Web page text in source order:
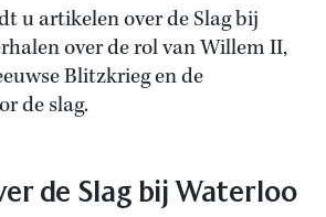
u artikelen over de Slag bij
over de rol van Willem II,
Blitzkrieg en de
de slag.
de Slag bij Waterloo